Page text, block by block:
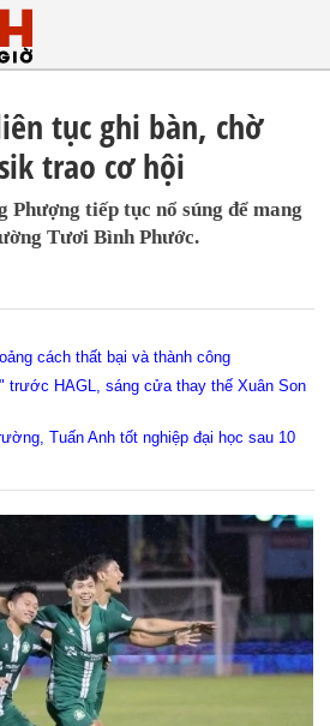
tục ghi bàn, chờ
trao cơ hội
Phượng tiếp tục nổ súng để mang
Tươi Bình Phước.
cách thất bại và thành công
trước HAGL, sáng cửa thay thế Xuân Son
Tuấn Anh tốt nghiệp đại học sau 10